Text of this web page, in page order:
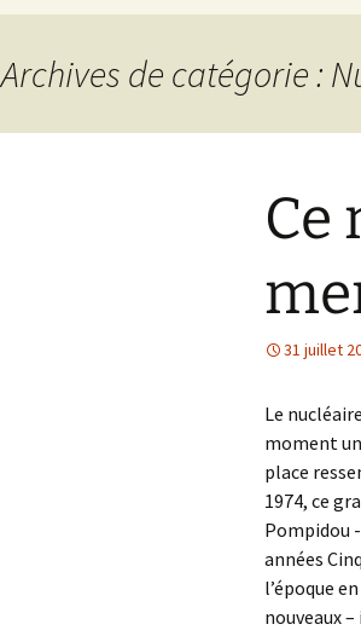
Archives de catégorie :
Ce
31 juillet
Le
moment
place
1974, ce
Pompidou
années
l’époque
nouveaux